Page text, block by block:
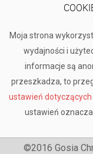
Moja strona
wydajności i
informacje są
przeszkadza, to
ustawień dotyczących
ustawień
©2016 Gosia